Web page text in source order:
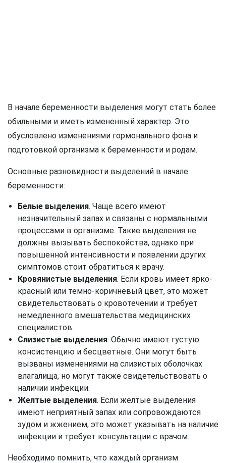
В начале беременности выделения могут стать более
обильными и иметь измененный характер. Это
обусловлено изменениями гормонального фона и
подготовкой организма к беременности и родам.
Основные разновидности выделений в начале
беременности:
Белые выделения. Чаще всего имеют
незначительный запах и связаны с нормальными
процессами в организме. Такие выделения не
должны вызывать беспокойства, однако при
повышенной интенсивности и появлении других
симптомов стоит обратиться к врачу.
Кровянистые выделения. Если кровь имеет ярко-
красный или темно-коричневый цвет, это может
свидетельствовать о кровотечении и требует
немедленного вмешательства медицинских
специалистов.
Слизистые выделения. Обычно имеют густую
консистенцию и бесцветные. Они могут быть
вызваны изменениями на слизистых оболочках
влагалища, но могут также свидетельствовать о
наличии инфекции.
Желтые выделения. Если желтые выделения
имеют неприятный запах или сопровождаются
зудом и жжением, это может указывать на наличие
инфекции и требует консультации с врачом.
Необходимо помнить, что каждый организм